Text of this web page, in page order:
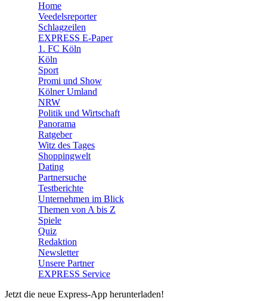
🛒 Shoppingwelt
Home
Veedelsreporter
Schlagzeilen
EXPRESS E-Paper
1. FC Köln
Köln
Sport
Promi und Show
Kölner Umland
NRW
Politik und Wirtschaft
Panorama
Ratgeber
Witz des Tages
Shoppingwelt
Dating
Partnersuche
Testberichte
Unternehmen im Blick
Themen von A bis Z
Spiele
Quiz
Redaktion
Newsletter
Unsere Partner
EXPRESS Service
Jetzt die neue Express-App herunterladen!